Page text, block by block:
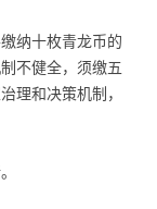
纳十枚青龙币的
不健全，须缴五
理和决策机制，